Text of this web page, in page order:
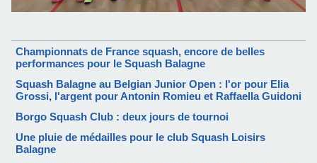
Championnats de France squash, encore de belles
performances pour le Squash Balagne
Squash Balagne au Belgian Junior Open : l'or pour Elia
Grossi, l'argent pour Antonin Romieu et Raffaella Guidoni
Borgo Squash Club : deux jours de tournoi
Une pluie de médailles pour le club Squash Loisirs
Balagne